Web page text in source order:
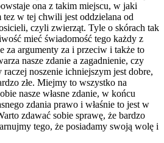
ona z takim miejscu, w jaki
tez w tej chwili jest oddzielana od
czyli zwierząt. Tyle o skórach tak
mieć świadomość tego każdy z
za argumenty za i przeciw i także to
nasze zdanie a zagadnienie, czy
raczej noszenie ichniejszym jest dobre,
złe. Miejmy to wszystko na
nasze własne zdanie, w końcu
zdania prawo i właśnie to jest w
zdawać sobie sprawę, że bardzo
tego, że posiadamy swoją wolę i